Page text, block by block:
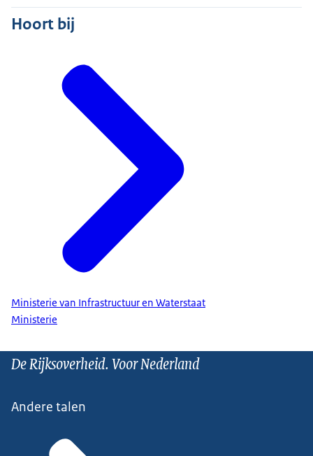
Hoort bij
Ministerie van Infrastructuur en Waterstaat
Ministerie
De Rijksoverheid. Voor Nederland
Andere talen